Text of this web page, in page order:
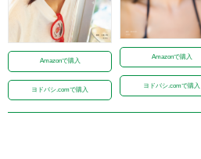
Amazonで購入
ヨドバシ.comで購入
Amazonで購入
ヨドバシ.comで購入